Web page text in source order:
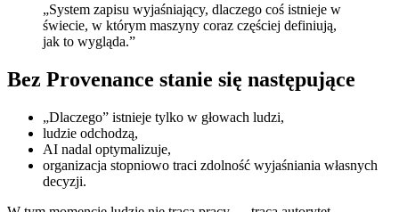
„System zapisu wyjaśniający, dlaczego coś istnieje w
świecie, w którym maszyny coraz częściej definiują,
jak to wygląda.”
Bez Provenance stanie się następujące
„Dlaczego” istnieje tylko w głowach ludzi,
ludzie odchodzą,
AI nadal optymalizuje,
organizacja stopniowo traci zdolność wyjaśniania własnych
decyzji.